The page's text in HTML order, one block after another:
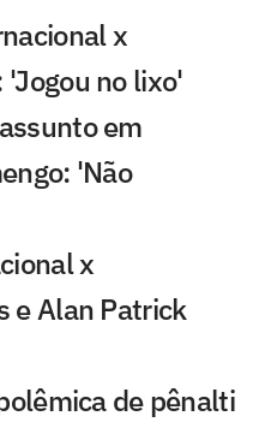
x
no lixo'
em
'Não
x
e Alan Patrick
de pênalti